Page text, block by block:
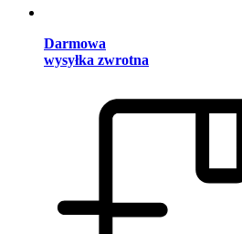
Darmowa
wysyłka zwrotna